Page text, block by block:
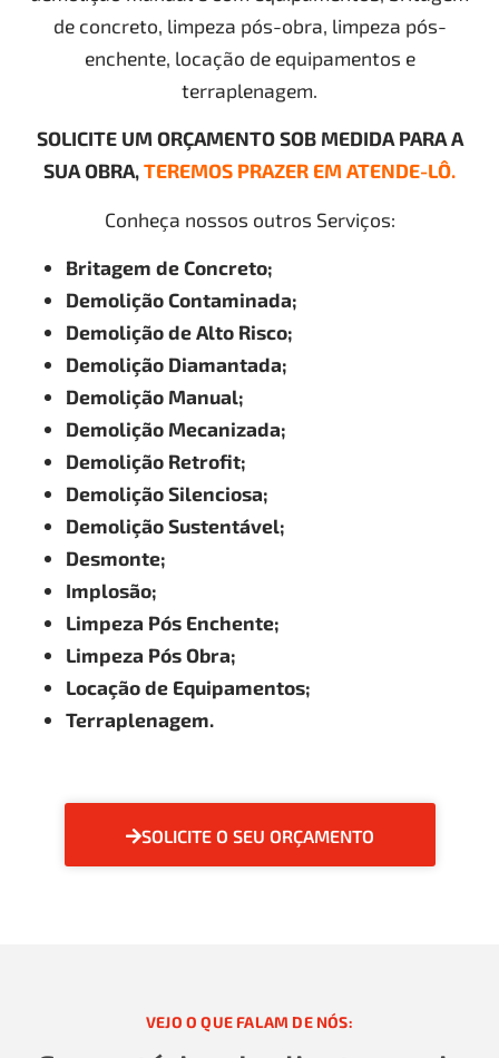
de concreto, limpeza pós-obra, limpeza pós-
enchente, locação de equipamentos e
terraplenagem.
SOLICITE UM ORÇAMENTO SOB MEDIDA PARA A
SUA OBRA,TEREMOS PRAZER EM ATENDE-LÔ.
Conheça nossos outros Serviços:
Britagem de Concreto;
Demolição Contaminada;
Demolição de Alto Risco;
Demolição Diamantada;
Demolição Manual;
Demolição Mecanizada;
Demolição Retrofit;
Demolição Silenciosa;
Demolição Sustentável;
Desmonte;
Implosão;
Limpeza Pós Enchente;
Limpeza Pós Obra;
Locação de Equipamentos;
Terraplenagem.
SOLICITE O SEU ORÇAMENTO
VEJO O QUE FALAM DE NÓS: